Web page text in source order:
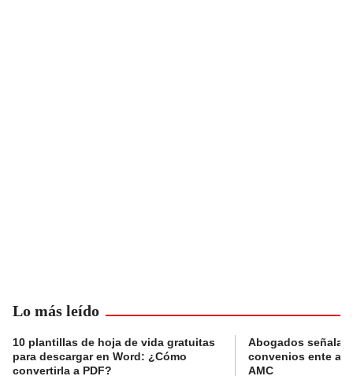
Lo más leído
10 plantillas de hoja de vida gratuitas
para descargar en Word: ¿Cómo
convertirla a PDF?
Abogados
convenios ente
AMC